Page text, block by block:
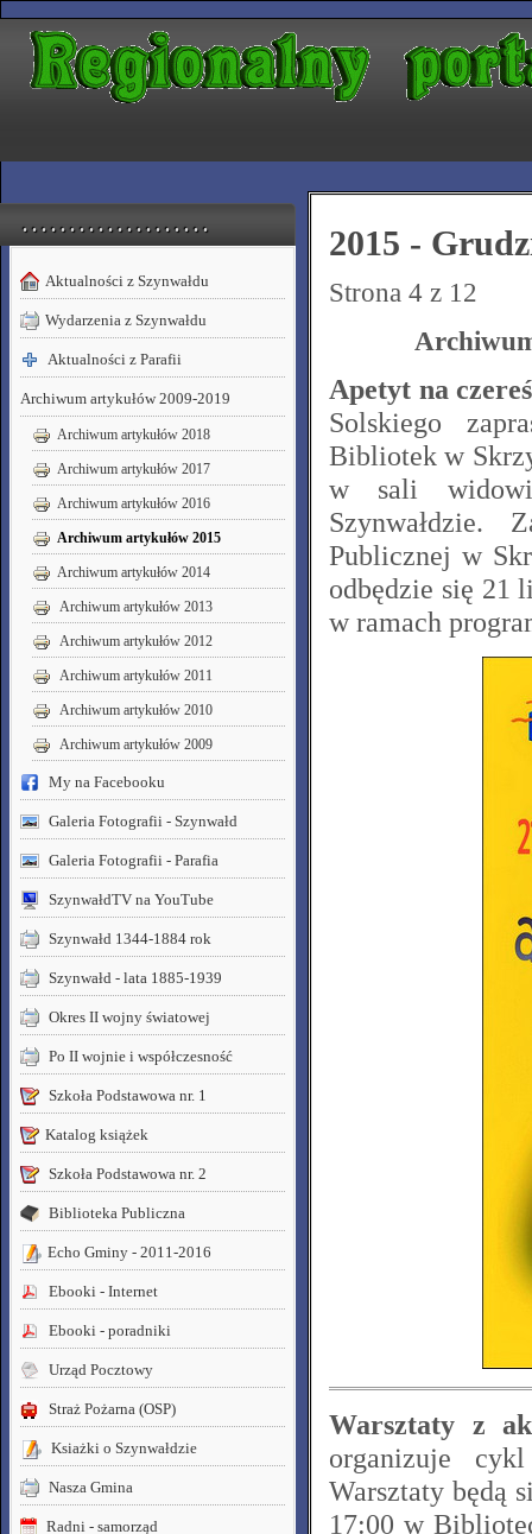
. . . . . . . . . . . . . . . . . . . .
Aktualności z Szynwałdu
Wydarzenia z Szynwałdu
Aktualności z Parafii
Archiwum artykułów 2009-2019
Archiwum artykułów 2018
Archiwum artykułów 2017
Archiwum artykułów 2016
Archiwum artykułów 2015
Archiwum artykułów 2014
Archiwum artykułów 2013
Archiwum artykułów 2012
Archiwum artykułów 2011
Archiwum artykułów 2010
Archiwum artykułów 2009
My na Facebooku
Galeria Fotografii - Szynwałd
Galeria Fotografii - Parafia
SzynwałdTV na YouTube
Szynwałd 1344-1884 rok
Szynwałd - lata 1885-1939
Okres II wojny światowej
Po II wojnie i współczesność
Szkoła Podstawowa nr. 1
Katalog książek
Szkoła Podstawowa nr. 2
Biblioteka Publiczna
Echo Gminy - 2011-2016
Ebooki - Internet
Ebooki - poradniki
Urząd Pocztowy
Straż Pożarna (OSP)
Ksiażki o Szynwałdzie
Nasza Gmina
Radni - samorząd
2015 -
Strona 4 z 12
Apetyt na
Solskiego
Bibliotek w
w sali
Szynwałdzie.
Publicznej w
odbędzie się 21
w ramach
Warsztaty z
organizuje
Warsztaty będą
17:00 w